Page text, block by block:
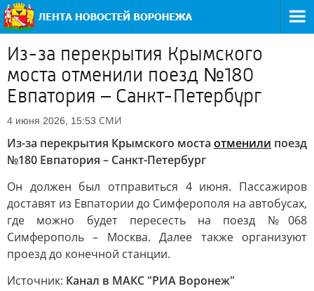
Из-за перекрытия Крымского
моста отменили поезд №180
Евпатория – Санкт-Петербург
4 июня 2026, 15:53 СМИ
Из-за перекрытия Крымского моста отменили поезд
№180 Евпатория – Санкт-Петербург
Он должен был отправиться 4 июня. Пассажиров
доставят из Евпатории до Симферополя на автобусах,
где можно будет пересесть на поезд №068
Симферополь – Москва. Далее также организуют
проезд до конечной станции.
Источник: Канал в МАКС "РИА Воронеж"